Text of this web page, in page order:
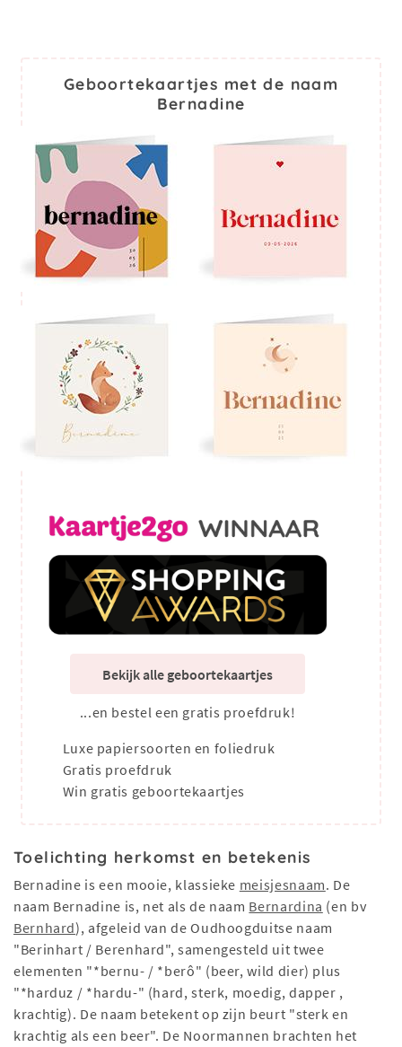
Geboortekaartjes met de naam
Bernadine
Bekijk alle geboortekaartjes
...en bestel een gratis proefdruk!
Luxe papiersoorten en foliedruk
Gratis proefdruk
Win gratis geboortekaartjes
Toelichting herkomst en betekenis
Bernadine is een mooie, klassieke meisjesnaam. De
naam Bernadine is, net als de naam Bernardina (en bv
Bernhard), afgeleid van de Oudhoogduitse naam
"Berinhart / Berenhard", samengesteld uit twee
elementen "*bernu- / *berô" (beer, wild dier) plus
"*harduz / *hardu-" (hard, sterk, moedig, dapper ,
krachtig). De naam betekent op zijn beurt "sterk en
krachtig als een beer". De Noormannen brachten het